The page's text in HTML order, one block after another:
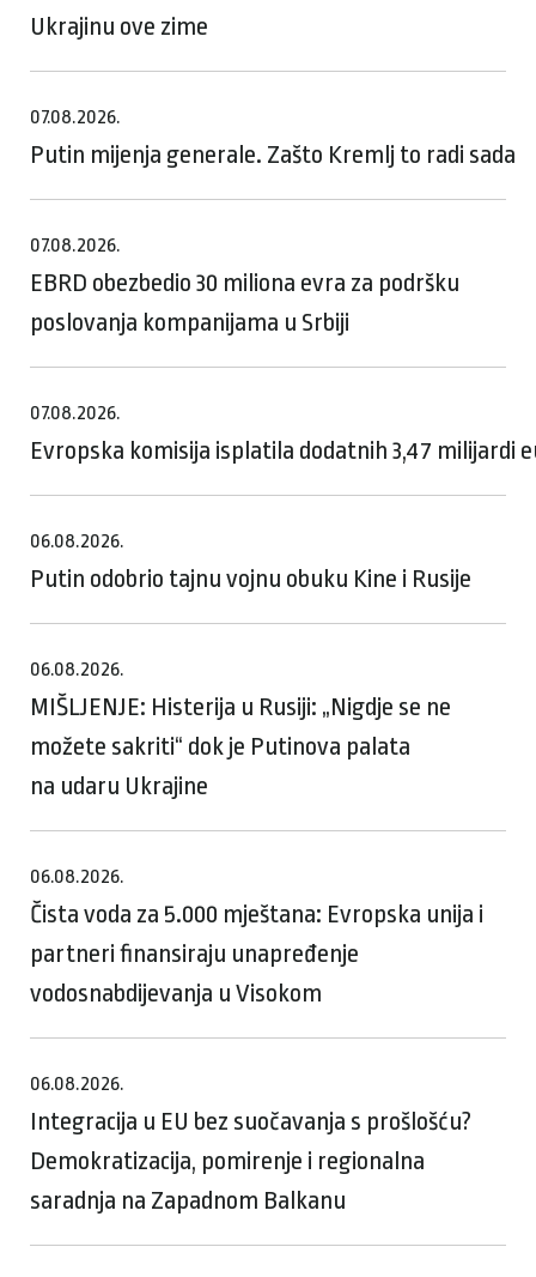
Ukrajinu ove zime
07.08.2026.
Putin mijenja generale. Zašto Kremlj to radi sada
07.08.2026.
EBRD obezbedio 30 miliona evra za podršku
poslovanja kompanijama u Srbiji
07.08.2026.
Evropska komisija isplatila dodatnih 3,47 milijardi
06.08.2026.
Putin odobrio tajnu vojnu obuku Kine i Rusije
06.08.2026.
MIŠLJENJE: Histerija u Rusiji: „Nigdje se ne
možete sakriti“ dok je Putinova palata
na udaru Ukrajine
06.08.2026.
Čista voda za 5.000 mještana: Evropska unija i
partneri finansiraju unapređenje
vodosnabdijevanja u Visokom
06.08.2026.
Integracija u EU bez suočavanja s prošlošću?
Demokratizacija, pomirenje i regionalna
saradnja na Zapadnom Balkanu